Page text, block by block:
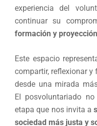
experiencia del
continuar su
formación y
Este espacio
compartir, reflexionar
desde una mirada
El posvoluntariado
etapa que nos invita a
sociedad más justa y